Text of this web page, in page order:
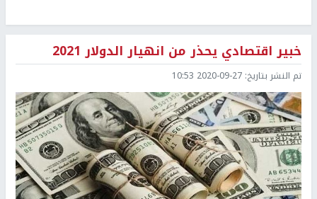
خبير اقتصادي يحذر من انهيار الدولار 2021
تم النشر بتاريخ: 2020-09-27 10:53